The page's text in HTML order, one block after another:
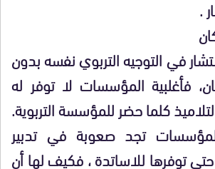
.
في التوجيه التربوي نفسه بدون
فأغلبية المؤسسات لا توفر له
كلما حضر للمؤسسة التربوية.
تجد صعوبة في تدبير
توفرها للاساتدة ، فكيف لها أن